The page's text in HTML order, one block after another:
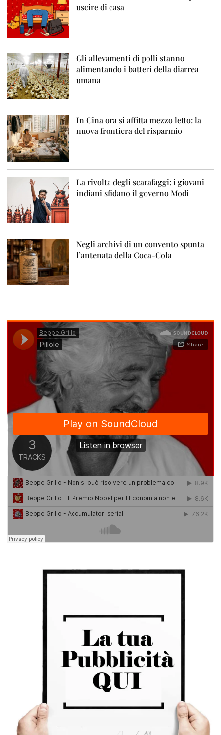
uscire di casa
Gli allevamenti di polli stanno
alimentando i batteri della diarrea
umana
In Cina ora si affitta mezzo letto: la
nuova frontiera del risparmio
La rivolta degli scarafaggi: i giovani
indiani sfidano il governo Modi
Negli archivi di un convento spunta
l’antenata della Coca-Cola